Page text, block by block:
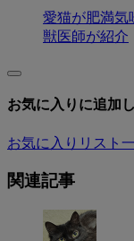
愛猫が肥満気
獣医師が紹介
お気に入りに追加
お気に入りリスト
関連記事